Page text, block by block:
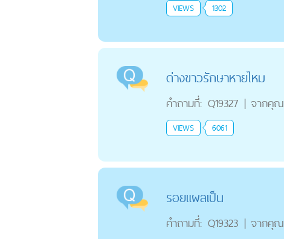
VIEWS 1302
ด่างขาวรักษาหายไหม
คำถามที่: Q19327 | จากคุณ
VIEWS 6061
รอยแผลเป็น
คำถามที่: Q19323 | จากคุณ